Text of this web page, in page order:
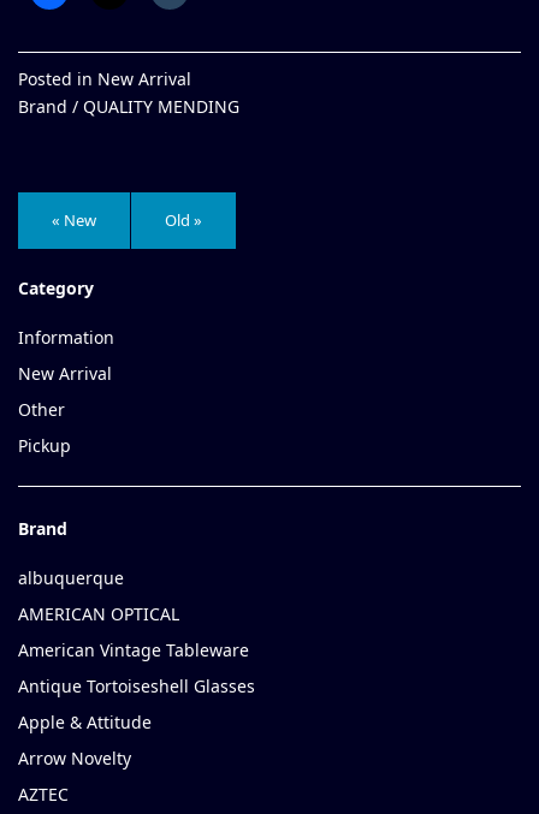
Posted in New Arrival
Brand / QUALITY MENDING
« New Old »
Category
Information
New Arrival
Other
Pickup
Brand
albuquerque
AMERICAN OPTICAL
American Vintage Tableware
Antique Tortoiseshell Glasses
Apple & Attitude
Arrow Novelty
AZTEC